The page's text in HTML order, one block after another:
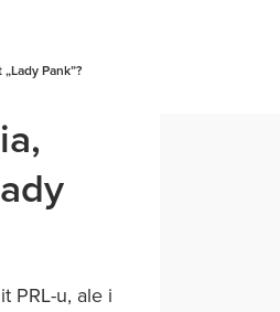
Pank”?
PRL-u, ale i